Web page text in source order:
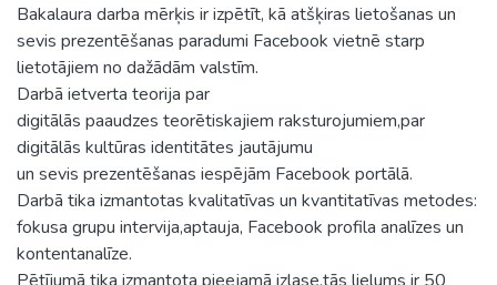
Bakalaura darba mērķis ir izpētīt, kā atšķiras lietošanas un
sevis prezentēšanas paradumi Facebook vietnē starp
lietotājiem no dažādām valstīm.
Darbā ietverta teorija par
digitālās paaudzes teorētiskajiem raksturojumiem,par
digitālās kultūras identitātes jautājumu
un sevis prezentēšanas iespējām Facebook portālā.
Darbā tika izmantotas kvalitatīvas un kvantitatīvas metodes:
fokusa grupu intervija,aptauja, Facebook profila analīzes un
kontentanalīze.